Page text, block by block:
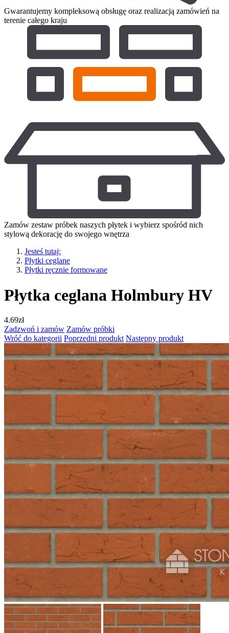
Gwarantujemy kompleksową obsługę oraz realizacją zamówień na
terenie całego kraju
Zamów zestaw próbek naszych płytek i wybierz spośród nich
stylową dekorację do swojego wnętrza
Jesteś tutaj:
Płytki ceglane
Płytki ręcznie formowane
Płytka ceglana Holmbury HV
4.69zł
Zadzwoń i zamów Zamów próbki
Wróć do kategorii Poprzedni produkt Następny produkt